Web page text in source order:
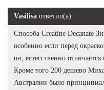
Vasilisa ответил(а)
Способа Creatine Decanate
особенно если перед
он, естесственно
Кроме того 200 дешево
Австралии было